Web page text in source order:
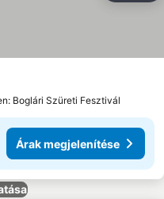
Boglári Szüreti Fesztivál
Árak megjelenítése